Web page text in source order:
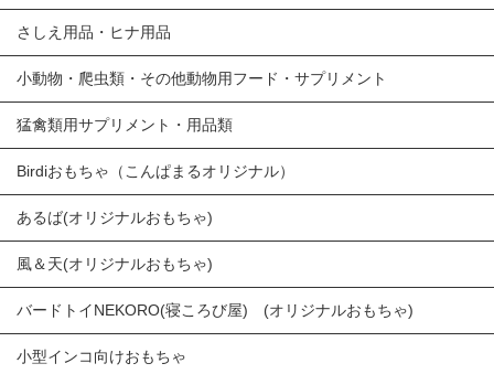
さしえ用品・ヒナ用品
小動物・爬虫類・その他動物用フード・サプリメント
猛禽類用サプリメント・用品類
Birdiおもちゃ（こんぱまるオリジナル）
あるば(オリジナルおもちゃ)
風＆天(オリジナルおもちゃ)
バードトイNEKORO(寝ころび屋) (オリジナルおもちゃ)
小型インコ向けおもちゃ